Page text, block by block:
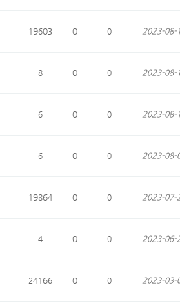
19603 0 0 2023-08-
8 0 0 2023-08-
6 0 0 2023-08-
6 0 0 2023-08-
19864 0 0 2023-07-
4 0 0 2023-06-
24166 0 0 2023-03-